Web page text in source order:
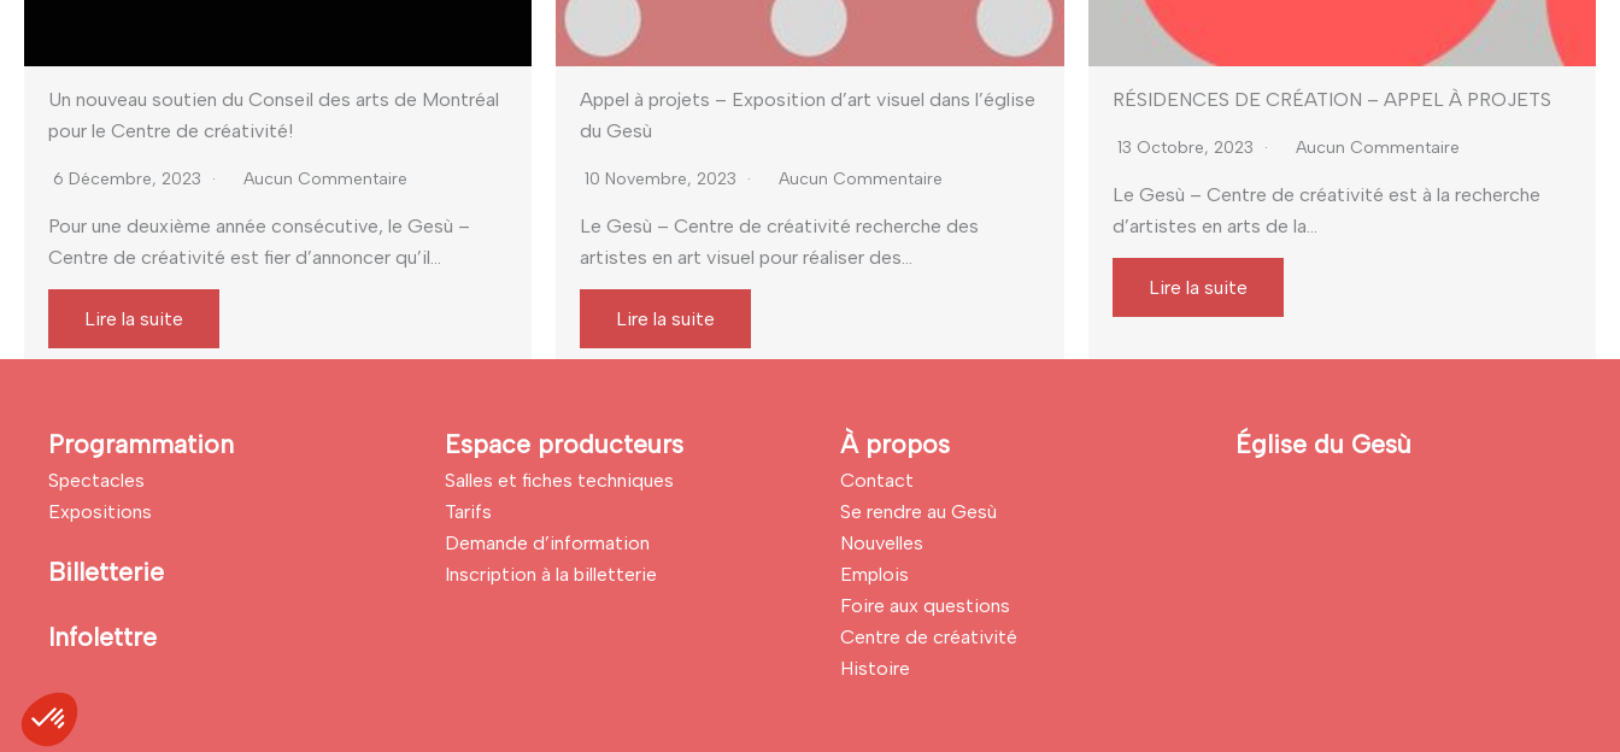
Un nouveau soutien du Conseil des arts de Montréal
pour le Centre de créativité!
6 Décembre, 2023 Aucun Commentaire
Pour une deuxième année consécutive, le Gesù –
Centre de créativité est fier d’annoncer qu’il...
Lire la suite
Appel à projets – Exposition d’art visuel dans l’église
du Gesù
10 Novembre, 2023 Aucun Commentaire
Le Gesù – Centre de créativité recherche des
artistes en art visuel pour réaliser des...
Lire la suite
RÉSIDENCES DE CRÉATION – APPEL À PROJETS
13 Octobre, 2023 Aucun Commentaire
Le Gesù – Centre de créativité est à la recherche
d’artistes en arts de la...
Lire la suite
Programmation
Spectacles
Expositions
Billetterie
Infolettre
Espace producteurs
Salles et fiches techniques
Tarifs
Demande d’information
Inscription à la billetterie
À propos
Contact
Se rendre au Gesù
Nouvelles
Emplois
Foire aux questions
Centre de créativité
Histoire
Église du Gesù